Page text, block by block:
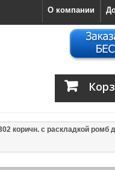
О компании
коричн. с раскладкой ромб